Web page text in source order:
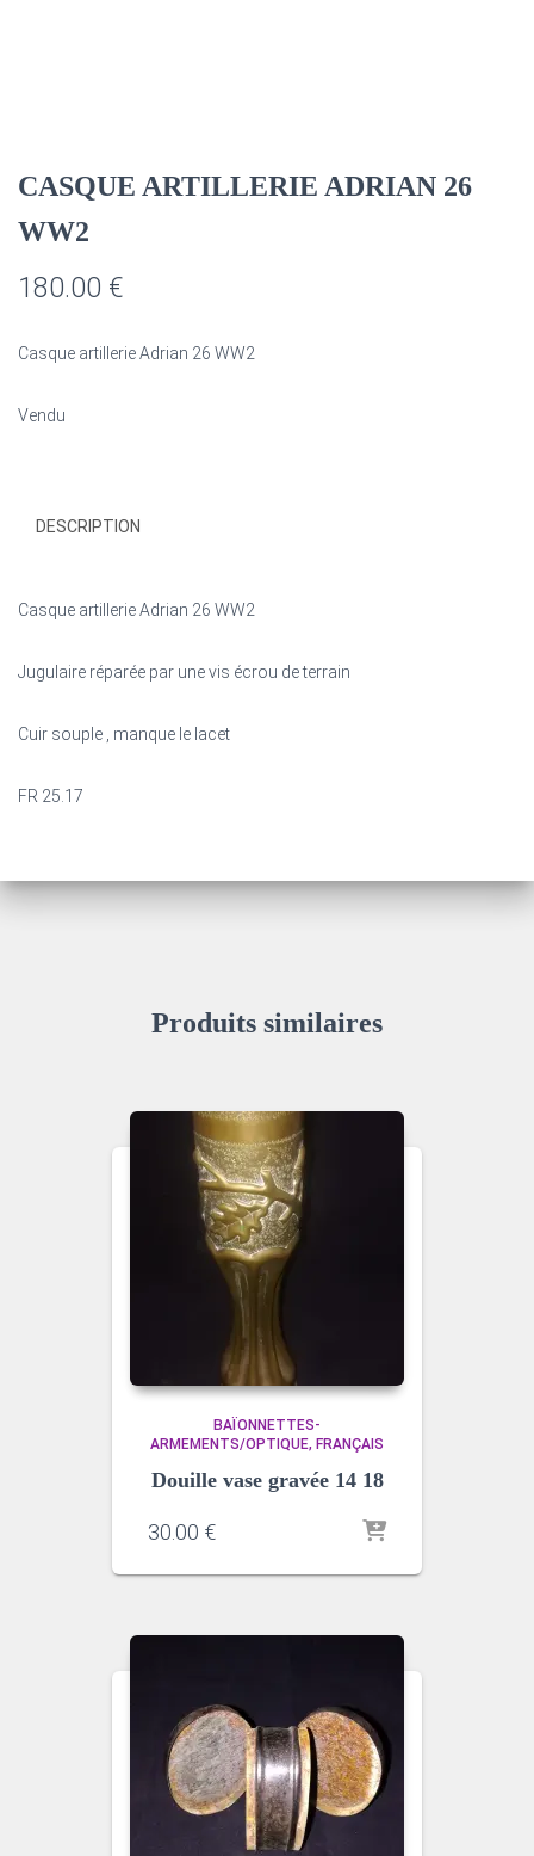
CASQUE ARTILLERIE ADRIAN 26
WW2
180.00 €
Casque artillerie Adrian 26 WW2
Vendu
DESCRIPTION
Casque artillerie Adrian 26 WW2
Jugulaire réparée par une vis écrou de terrain
Cuir souple , manque le lacet
FR 25.17
Produits similaires
BAÏONNETTES-
ARMEMENTS/OPTIQUE FRANÇAIS
Douille vase gravée 14 18
30.00 €